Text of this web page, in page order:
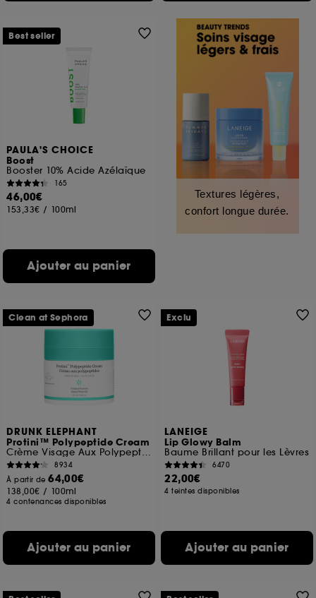
PAULA'S CHOICE
Boost
Booster 10% Acide Azélaïque
165
46,00€
153,33€ / 100ml
Ajouter au panier
Best seller
Textures légères,
confort longue durée.
DRUNK ELEPHANT
Protini™ Polypeptide Cream
Crème Visage Aux Polypeptides
8934
À partir de64,00€
138,00€ / 100ml
4 contenances disponibles
Ajouter au panier
Clean at Sephora
LANEIGE
Lip Glowy Balm
Baume Brillant pour les Lèvres
6470
22,00€
4 teintes disponibles
Ajouter au panier
Exclu